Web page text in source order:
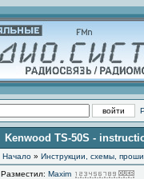
Kenwood TS-50S -
Начало » Инструкции, схемы,
Разместил: Maxim